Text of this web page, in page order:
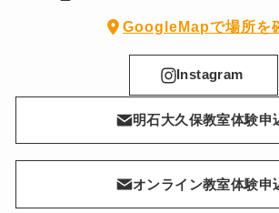
GoogleMapで場所を
Instagram
明石大久保教室体験申
オンライン教室体験申